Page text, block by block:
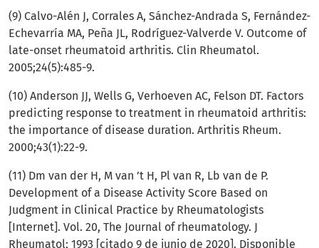
(9) Calvo-Alén J, Corrales A, Sánchez-Andrada S, Fernández-
Echevarría MA, Peña JL, Rodríguez-Valverde V. Outcome of
late-onset rheumatoid arthritis. Clin Rheumatol.
2005;24(5):485-9.
(10) Anderson JJ, Wells G, Verhoeven AC, Felson DT. Factors
predicting response to treatment in rheumatoid arthritis:
the importance of disease duration. Arthritis Rheum.
2000;43(1):22-9.
(11) Dm van der H, M van ’t H, Pl van R, Lb van de P.
Development of a Disease Activity Score Based on
Judgment in Clinical Practice by Rheumatologists
[Internet]. Vol. 20, The Journal of rheumatology. J
Rheumatol; 1993 [citado 9 de junio de 2020]. Disponible